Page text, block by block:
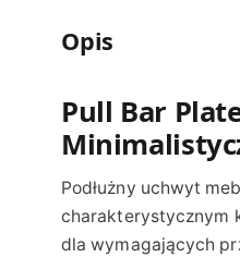
Opis
Pull Bar
Podłużny uchwyt
charakterystycznym
dla wymagających